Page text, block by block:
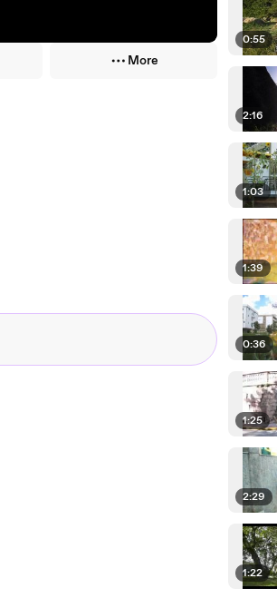
More
0:55
2:16
1:03
1:39
0:36
1:25
2:29
1:22